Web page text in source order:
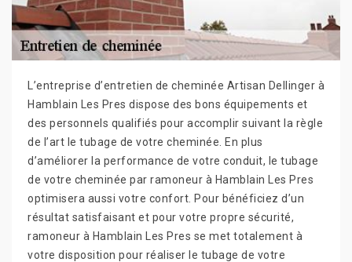
L’entreprise d’entretien de cheminée Artisan Dellinger à
Hamblain Les Pres dispose des bons équipements et
des personnels qualifiés pour accomplir suivant la règle
de l’art le tubage de votre cheminée. En plus
d’améliorer la performance de votre conduit, le tubage
de votre cheminée par ramoneur à Hamblain Les Pres
optimisera aussi votre confort. Pour bénéficiez d’un
résultat satisfaisant et pour votre propre sécurité,
ramoneur à Hamblain Les Pres se met totalement à
votre disposition pour réaliser le tubage de votre